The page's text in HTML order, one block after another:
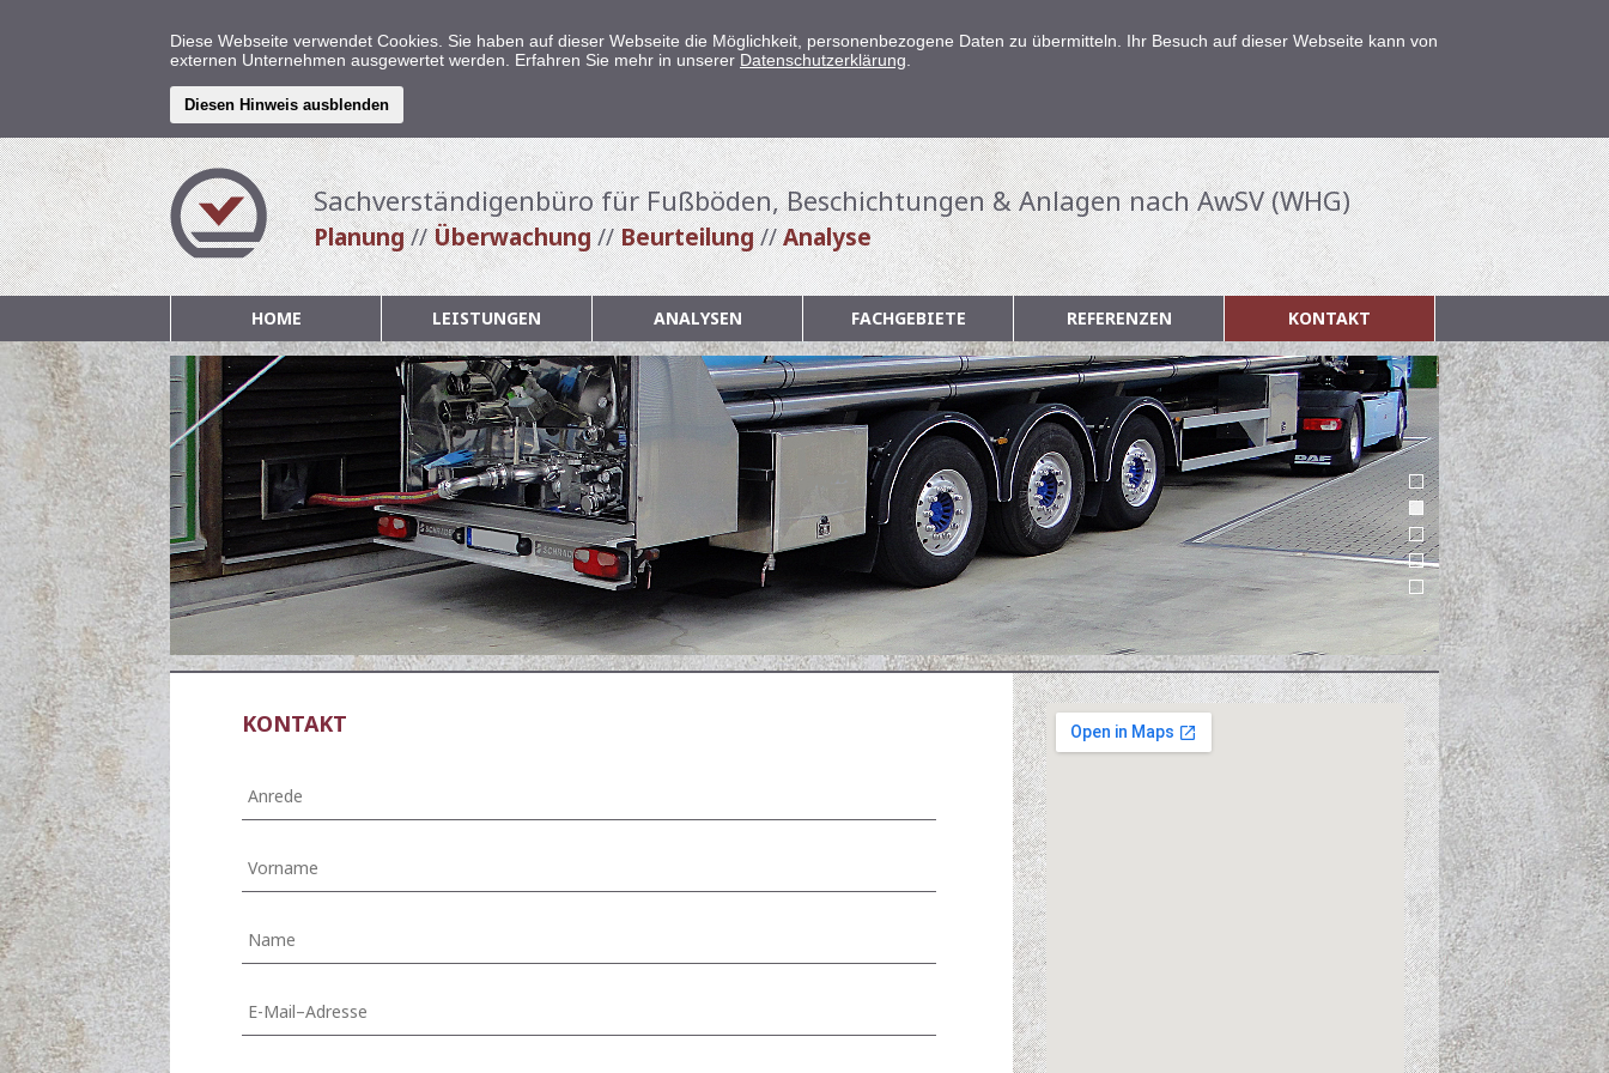
Diese Webseite verwendet Cookies. Sie haben auf dieser Webseite die Möglichkeit, personenbezogene Daten zu übermitteln. Ihr Besuch auf dieser Webseite kann von
externen Unternehmen ausgewertet werden. Erfahren Sie mehr in unserer Datenschutzerklärung
Diesen Hinweis ausblenden
Sachverständigenbüro für Fußböden, Beschichtungen & Anlagen nach AwSV (WHG)
Planung//Überwachung//Beurteilung//Analyse
überspringenHOME LEISTUNGEN ANALYSEN FACHGEBIETE REFERENZEN KONTAKT
KONTAKT